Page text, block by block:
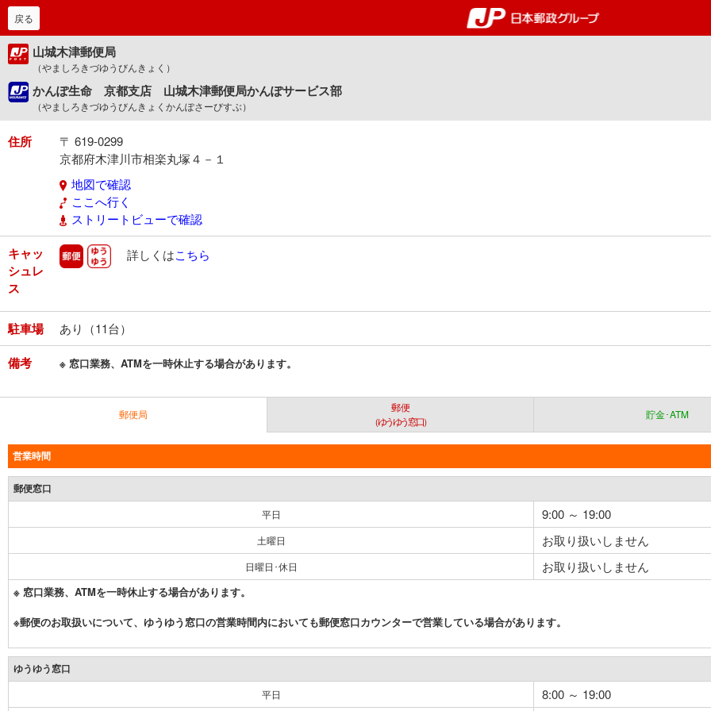
郵便局・日本郵政グルー
戻る
山城木津郵便局
（やましろきづゆうびんきょく）
かんぽ生命 京都支店 山城木津郵便局かんぽサービス部
（やましろきづゆうびんきょくかんぽさーびすぶ）
住所
〒 619-0299
京都府木津川市相楽丸塚４－１
地図で確認
ここへ行く
ストリートビューで確認
キャッ
シュレ
ス
郵便 ゆうゆう
詳しくはこちら
駐車場 あり（11台）
備考 ※ 窓口業務、ATMを一時休止する場合があります。
郵便局
郵便
（ゆうゆう窓口）
貯金･ATM
営業時間
郵便窓口
平日 9:00 ～ 19:00
土曜日 お取り扱いしません
日曜日･休日 お取り扱いしません
※ 窓口業務、ATMを一時休止する場合があります。
※郵便のお取扱いについて、ゆうゆう窓口の営業時間内においても郵便窓口カウンターで営業している場合があります。
ゆうゆう窓口
平日 8:00 ～ 19:00